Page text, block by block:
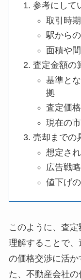
参考にして
取引時
駅から
面積や
査定金額の
基準と
拠
査定価
現在の
売却までの
想定さ
広告戦
値下げ
このように、査定
理解することで
の価格交渉に活
た、不動産会社